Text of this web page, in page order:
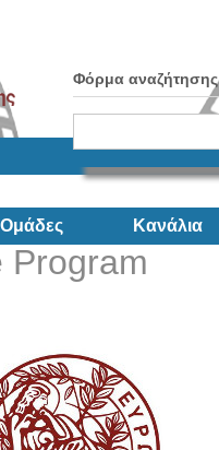
Φόρμα αναζήτησης
Ομάδες Κανάλια
Program